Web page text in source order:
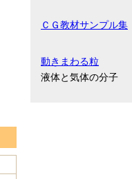
ＣＧ教材サンプル集
動きまわる粒
液体と気体の分子